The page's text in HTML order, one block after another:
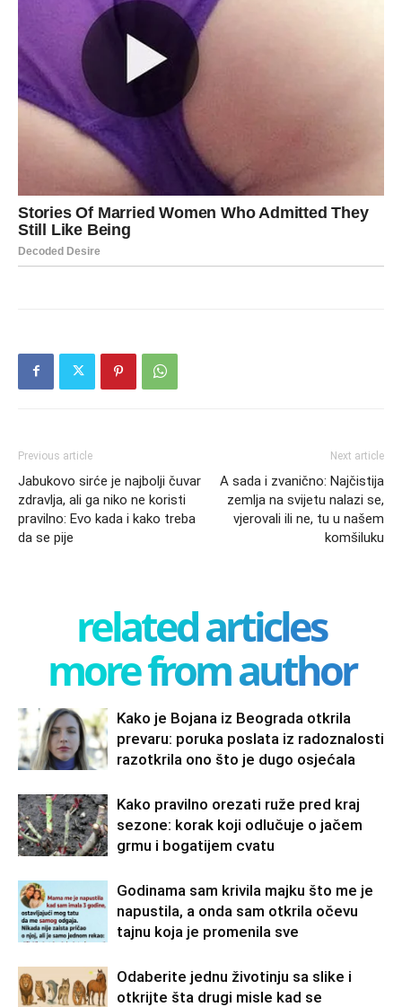
Previous article
Jabukovo sirće je najbolji čuvar
zdravlja, ali ga niko ne koristi
pravilno: Evo kada i kako treba
da se pije
Next article
A sada i zvanično: Najčistija
zemlja na svijetu nalazi se,
vjerovali ili ne, tu u našem
komšiluku
related articles
more from author
Kako je Bojana iz Beograda otkrila
prevaru: poruka poslata iz radoznalosti
razotkrila ono što je dugo osjećala
Kako pravilno orezati ruže pred kraj
sezone: korak koji odlučuje o jačem
grmu i bogatijem cvatu
Godinama sam krivila majku što me je
napustila, a onda sam otkrila očevu
tajnu koja je promenila sve
Odaberite jednu životinju sa slike i
otkrijte šta drugi misle kad se